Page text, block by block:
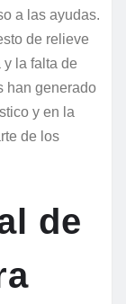
a las ayudas.
de relieve
la falta de
han generado
y en la
de los
de